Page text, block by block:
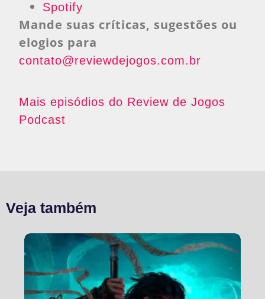
Spotify
Mande suas críticas, sugestões ou
elogios para
contato@reviewdejogos.com.br
Mais episódios do Review de Jogos
Podcast
Veja também